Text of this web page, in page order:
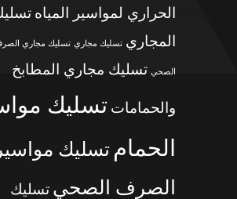
الحراري لمواسير المياه
المجاري تسليك مجاري تسليك مجاري
الصحي تسليك مجاري المطابخ
والحمامات تسليك
الحمام تسليك مواسير
الصرف الصحي تسليك